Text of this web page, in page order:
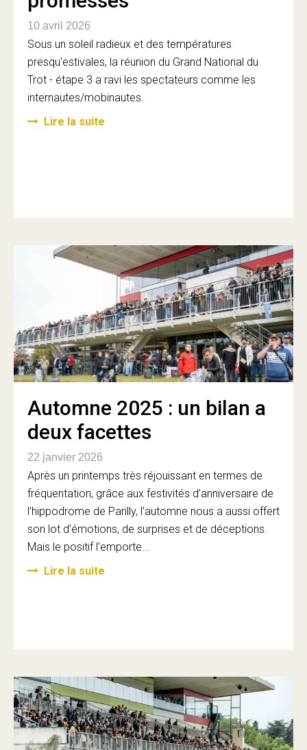
10 avril 2026
Sous un soleil radieux et des températures
presqu'estivales, la réunion du Grand National du
Trot - étape 3 a ravi les spectateurs comme les
internautes/mobinautes.
Lire la suite
Automne 2025 : un bilan a
deux facettes
22 janvier 2026
Après un printemps très réjouissant en termes de
fréquentation, grâce aux festivités d’anniversaire de
l’hippodrome de Parilly, l’automne nous a aussi offert
son lot d’émotions, de surprises et de déceptions.
Mais le positif l’emporte...
Lire la suite